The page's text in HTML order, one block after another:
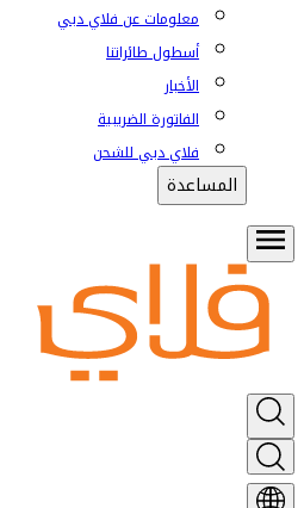
معلومات عن فلاي دبي
أسطول طائراتنا
الأخبار
الفاتورة الضريبية
فلاي دبي للشحن
المساعدة